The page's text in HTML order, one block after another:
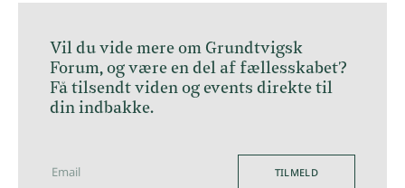
Vil du vide mere om Grundtvigsk
Forum, og være en del af fællesskabet?
Få tilsendt viden og events direkte til
din indbakke.
TILMELD